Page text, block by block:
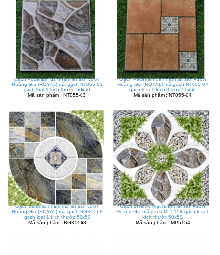
Gạch Pocerlain đá nhám lát sân vườn
Hoàng Gia (ROYAL) mã gạch NT055-03
gạch loại 1 kích thước 50x50
Mã sản phẩm : NT055-03
Gạch Pocerlain đá nhám lát sân vườn
Hoàng Gia (ROYAL) mã gạch NT055-04
gạch loại 1 kích thước 50x50
Mã sản phẩm : NT055-04
Gạch ceramic nhám mờ lát sân vườn
Hoàng Gia (ROYAL) mã gạch RGK5568
gạch loại 1 kích thước 50x50
Mã sản phẩm : RGK5568
Gạch ceramic mặt nhám lát sân vườn
Hoàng Gia mã gạch MP5154 gạch loại 1
kích thước 50x50
Mã sản phẩm : MP5154